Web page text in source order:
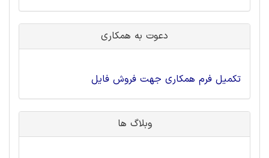
دعوت به همکاری
تکمیل فرم همکاری جهت فروش فایل
وبلاگ ها